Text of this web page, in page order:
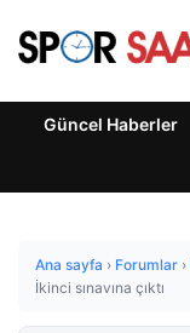
Güncel Haberler
Ana sayfa › Forumlar ›
İkinci sınavına çıktı